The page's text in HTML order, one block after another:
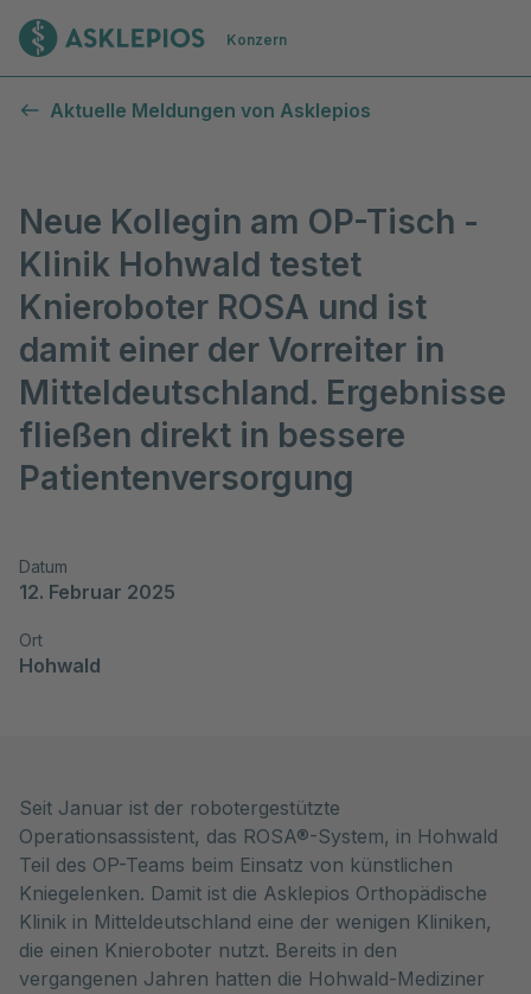
Zur Startseite
Konzern
Aktuelle Meldungen von Asklepios
Neue Kollegin am OP-Tisch -
Klinik Hohwald testet
Knieroboter ROSA und ist
damit einer der Vorreiter in
Mitteldeutschland. Ergebnisse
fließen direkt in bessere
Patientenversorgung
Datum
12. Februar 2025
Ort
Hohwald
Seit Januar ist der robotergestützte
Operationsassistent, das ROSA®-System, in Hohwald
Teil des OP-Teams beim Einsatz von künstlichen
Kniegelenken. Damit ist die Asklepios Orthopädische
Klinik in Mitteldeutschland eine der wenigen Kliniken,
die einen Knieroboter nutzt. Bereits in den
vergangenen Jahren hatten die Hohwald-Mediziner